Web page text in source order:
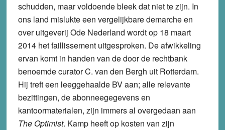
schudden, maar voldoende bleek dat niet te zijn. In
ons land mislukte een vergelijkbare demarche en
over uitgeverij Ode Nederland wordt op 18 maart
2014 het faillissement uitgesproken. De afwikkeling
ervan komt in handen van de door de rechtbank
benoemde curator C. van den Bergh uit Rotterdam.
Hij treft een leeggehaalde BV aan; alle relevante
bezittingen, de abonneegegevens en
kantoormaterialen, zijn immers al overgedaan aan
The Optimist. Kamp heeft op kosten van zijn